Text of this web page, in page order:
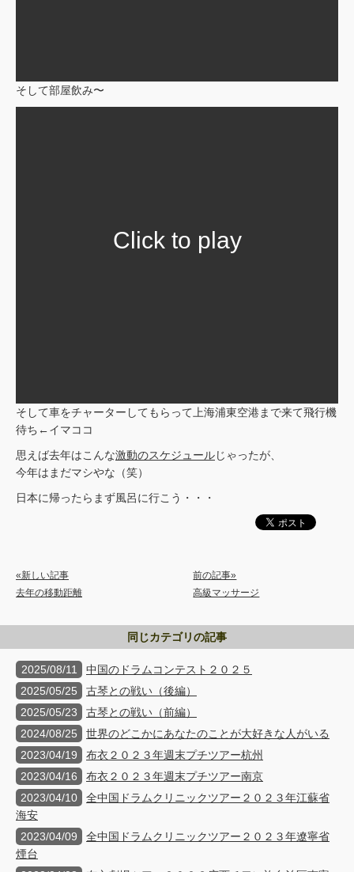
そして部屋飲み〜
Click to play
そして車をチャーターしてもらって上海浦東空港まで来て飛行機
待ち←イマココ
思えば去年はこんな激動のスケジュールじゃったが、
今年はまだマシやな（笑）
日本に帰ったらまず風呂に行こう・・・
«新しい記事
去年の移動距離
前の記事»
高級マッサージ
同じカテゴリの記事
2025/08/11
中国のドラムコンテスト２０２５
2025/05/25
古琴との戦い（後編）
2025/05/23
古琴との戦い（前編）
2024/08/25
世界のどこかにあなたのことが大好きな人がいる
2023/04/19
布衣２０２３年週末プチツアー杭州
2023/04/16
布衣２０２３年週末プチツアー南京
2023/04/10
全中国ドラムクリニックツアー２０２３年江蘇省
海安
2023/04/09
全中国ドラムクリニックツアー２０２３年遼寧省
煙台